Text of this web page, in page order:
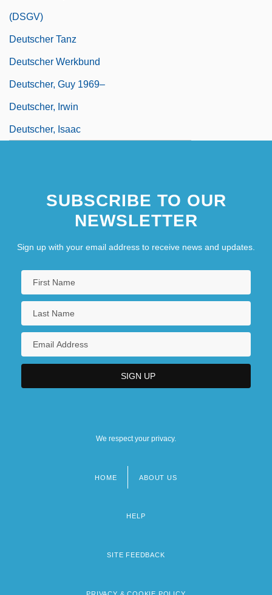
(DSGV)
Deutscher Tanz
Deutscher Werkbund
Deutscher, Guy 1969–
Deutscher, Irwin
Deutscher, Isaac
SUBSCRIBE TO OUR
NEWSLETTER
Sign up with your email address to receive news and updates.
We respect your privacy.
HOME ABOUT US
HELP
SITE FEEDBACK